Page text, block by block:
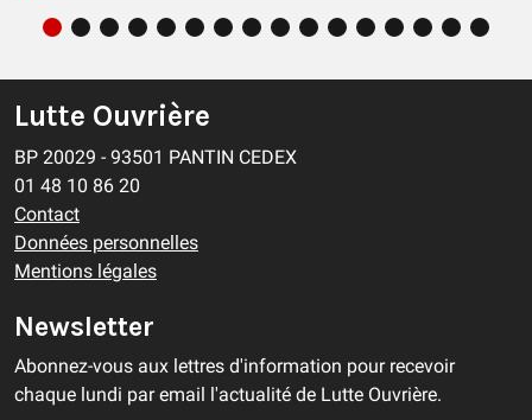
Lutte Ouvrière
BP 20029 - 93501 PANTIN CEDEX
01 48 10 86 20
Contact
Données personnelles
Mentions légales
Newsletter
Abonnez-vous aux lettres d'information pour recevoir
chaque lundi par email l'actualité de Lutte Ouvrière.